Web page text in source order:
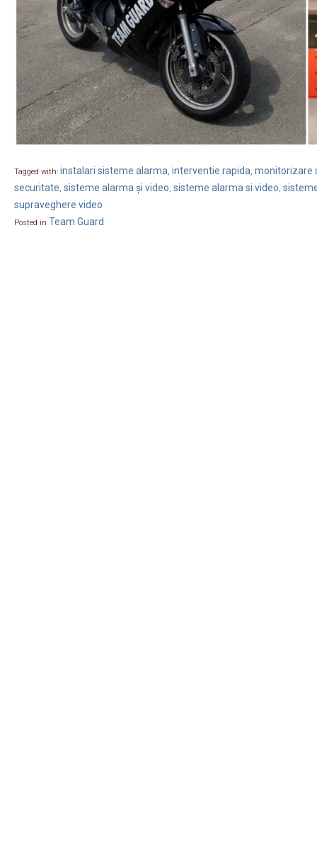
Tagged with: instalari sisteme alarma, interventie rapida, monitorizare
securitate, sisteme alarma și video, sisteme alarma si video,
supraveghere video
Posted in Team Guard